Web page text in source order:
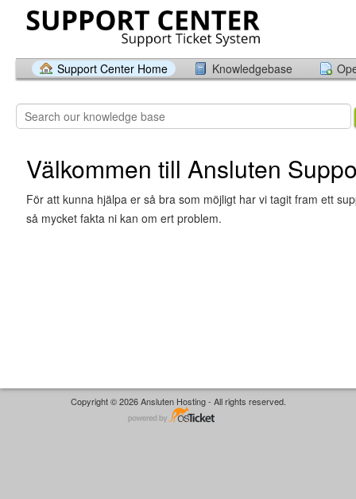
Support Center Home Knowledgebase
Välkommen till Ansluten
För att kunna hjälpa er så bra som möjligt har vi tagit fram ett
så mycket fakta ni kan om ert problem.
Copyright © 2026 Ansluten Hosting - All rights reserved.